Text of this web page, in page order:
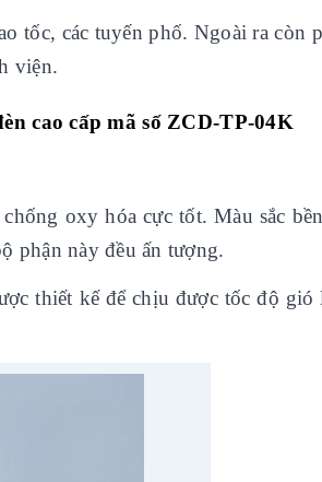
tốc, các tuyến phố. Ngoài ra còn
viện.
cao cấp mã số ZCD-TP-04K
oxy hóa cực tốt. Màu sắc
phận này đều ấn tượng.
thiết kế để chịu được tốc độ gió